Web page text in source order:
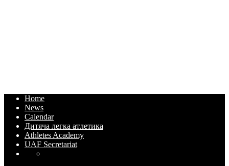
Home
News
Calendar
Дитяча легка атлетика
Athletes Academy
UAF Secretariat